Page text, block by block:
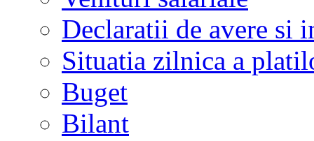
Declaratii de avere si
Situatia zilnica a
Buget
Bilant